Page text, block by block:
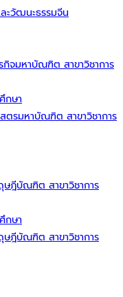
ะวัฒนะธรรมจีน
กิจมหาบัณฑิต สาขาวิชาการ
กษา
ตรมหาบัณฑิต สาขาวิชาการ
ฎีบัณฑิต สาขาวิชาการ
กษา
ฎีบัณฑิต สาขาวิชาการ